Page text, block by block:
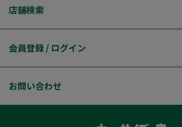
店舗検索
会員登録 / ログイン
お問い合わせ